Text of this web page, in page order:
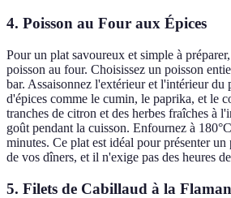
4. Poisson au Four aux Épices
Pour un plat savoureux et simple à
poisson au four. Choisissez un poisson
bar. Assaisonnez l'extérieur et l'intérieur du
d'épices comme le cumin, le paprika, et le
tranches de citron et des herbes fraîches à
goût pendant la cuisson. Enfournez à
minutes. Ce plat est idéal pour présenter
de vos dîners, et il n'exige pas des heures
5. Filets de Cabillaud à la